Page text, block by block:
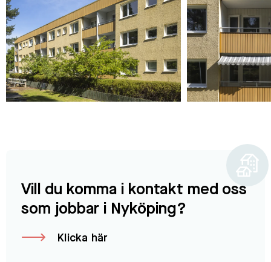
Vill du komma i kontakt med oss
som jobbar i Nyköping?
Klicka här